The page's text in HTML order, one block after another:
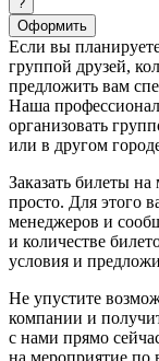
Оформить
Если вы
группой друзей,
предложить вам
Наша
организовать
или в другом
Заказать билеты
просто. Для этого
менеджеров и
и количестве
условия и
Не упустите
компании и
с нами прямо
на мероприятие по